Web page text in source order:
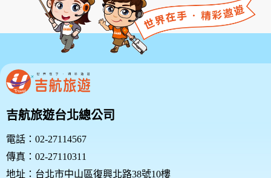
吉航旅遊台北總公司
電話：02-27114567
傳真：02-27110311
地址：台北市中山區復興北路38號10樓